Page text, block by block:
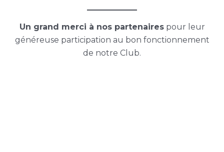
Un grand merci à nos partenairespour leur
généreuse participation au bon fonctionnement
de notre Club.